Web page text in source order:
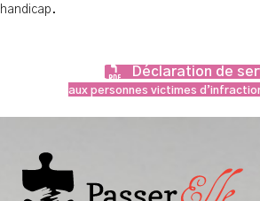
handicap.
Déclaration de
aux personnes victimes